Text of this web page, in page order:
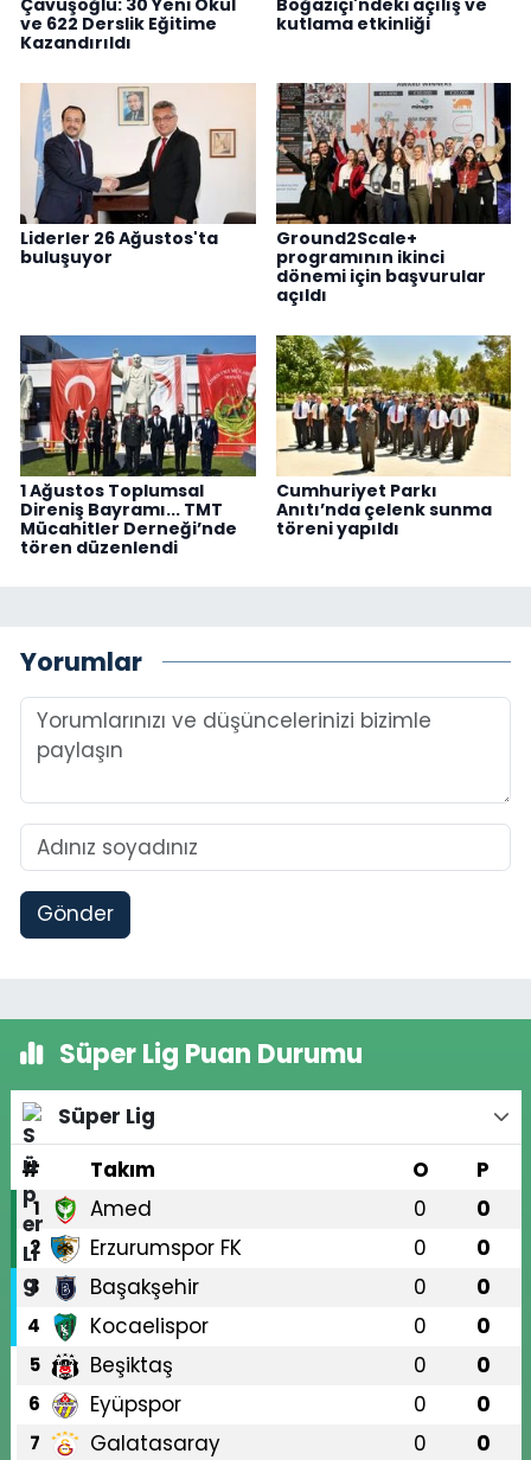
Çavuşoğlu: 30 Yeni Okul
ve 622 Derslik Eğitime
Kazandırıldı
Boğaziçi'ndeki açılış ve
kutlama etkinliği
Liderler 26 Ağustos'ta
buluşuyor
Ground2Scale+
programının ikinci
dönemi için başvurular
açıldı
1 Ağustos Toplumsal
Direniş Bayramı... TMT
Mücahitler Derneği’nde
tören düzenlendi
Cumhuriyet Parkı
Anıtı’nda çelenk sunma
töreni yapıldı
Yorumlar
Gönder
Süper Lig Puan Durumu
Süper Lig
#
Takım O P
1 Amed 0 0
2 Erzurumspor FK 0 0
3 Başakşehir 0 0
4 Kocaelispor 0 0
5 Beşiktaş 0 0
6 Eyüpspor 0 0
7 Galatasaray 0 0